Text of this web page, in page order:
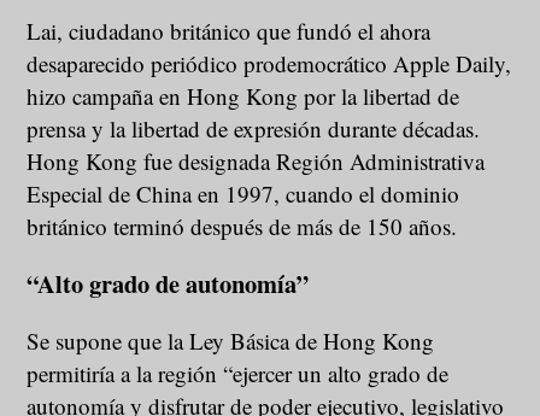
Lai, ciudadano británico que fundó el ahora
desaparecido periódico prodemocrático Apple Daily,
hizo campaña en Hong Kong por la libertad de
prensa y la libertad de expresión durante décadas.
Hong Kong fue designada Región Administrativa
Especial de China en 1997, cuando el dominio
británico terminó después de más de 150 años.
“Alto grado de autonomía”
Se supone que la Ley Básica de Hong Kong
permitiría a la región “ejercer un alto grado de
autonomía y disfrutar de poder ejecutivo, legislativo